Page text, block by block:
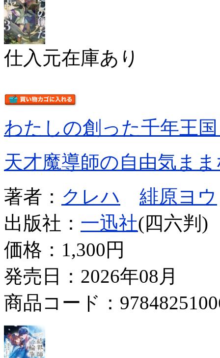
仕入元在庫あり
わたしの創った千年王
天才魔導師の自由気ま
著者： クレハ
緋原ヨウ
出版社： 一迅社(四六判)
価格： 1,300円
発売日：2026年08月
商品コード：